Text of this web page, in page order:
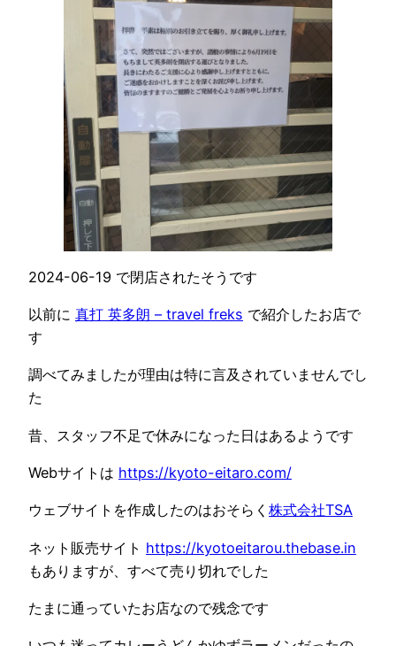
2024-06-19 で閉店されたそうです
以前に 真打 英多朗 – travel freks で紹介したお店で
す
調べてみましたが理由は特に言及されていませんでし
た
昔、スタッフ不足で休みになった日はあるようです
Webサイトは https://kyoto-eitaro.com/
ウェブサイトを作成したのはおそらく 株式会社TSA
ネット販売サイト https://kyotoeitarou.thebase.in
もありますが、すべて売り切れでした
たまに通っていたお店なので残念です